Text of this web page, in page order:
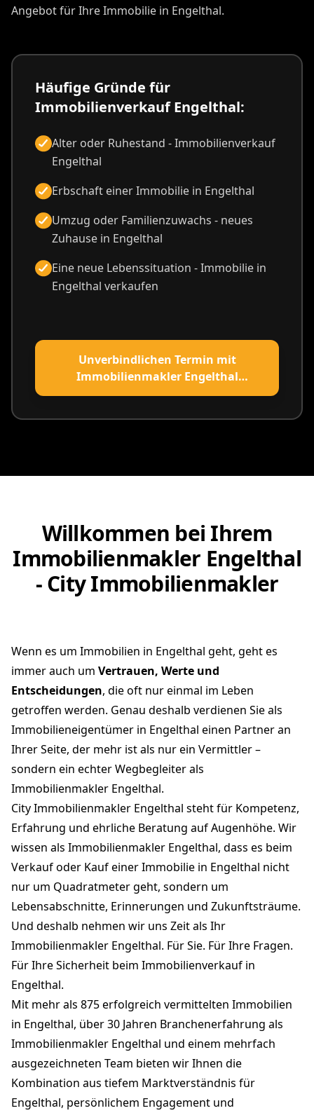
Angebot für Ihre Immobilie in Engelthal.
Häufige Gründe für
Immobilienverkauf Engelthal:
Alter oder Ruhestand - Immobilienverkauf
Engelthal
Erbschaft einer Immobilie in Engelthal
Umzug oder Familienzuwachs - neues
Zuhause in Engelthal
Eine neue Lebenssituation - Immobilie in
Engelthal verkaufen
Unverbindlichen Termin mit
Immobilienmakler Engelthal
vereinbaren
Willkommen bei Ihrem
Immobilienmakler Engelthal
- City Immobilienmakler
Wenn es um Immobilien in Engelthal geht, geht es
immer auch um Vertrauen, Werte und
Entscheidungen, die oft nur einmal im Leben
getroffen werden. Genau deshalb verdienen Sie als
Immobilieneigentümer in Engelthal einen Partner an
Ihrer Seite, der mehr ist als nur ein Vermittler –
sondern ein echter Wegbegleiter als
Immobilienmakler Engelthal.
City Immobilienmakler Engelthal steht für Kompetenz,
Erfahrung und ehrliche Beratung auf Augenhöhe. Wir
wissen als Immobilienmakler Engelthal, dass es beim
Verkauf oder Kauf einer Immobilie in Engelthal nicht
nur um Quadratmeter geht, sondern um
Lebensabschnitte, Erinnerungen und Zukunftsträume.
Und deshalb nehmen wir uns Zeit als Ihr
Immobilienmakler Engelthal. Für Sie. Für Ihre Fragen.
Für Ihre Sicherheit beim Immobilienverkauf in
Engelthal.
Mit mehr als 875 erfolgreich vermittelten Immobilien
in Engelthal, über 30 Jahren Branchenerfahrung als
Immobilienmakler Engelthal und einem mehrfach
ausgezeichneten Team bieten wir Ihnen die
Kombination aus tiefem Marktverständnis für
Engelthal, persönlichem Engagement und